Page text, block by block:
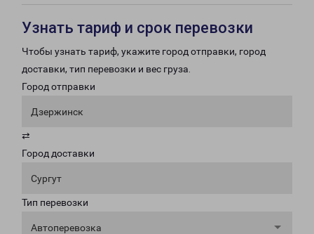
Узнать тариф и срок перевозки
Чтобы узнать тариф, укажите город отправки, город
доставки, тип перевозки и вес груза.
Город отправки
Дзержинск
⇄
Город доставки
Сургут
Тип перевозки
Автоперевозка